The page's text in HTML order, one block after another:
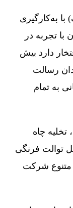
به‌کارگیری
تجربه در
دارد بیش
رسالت
به تمام
تخلیه چاه
توالت فرنگی
متنوع شرکت